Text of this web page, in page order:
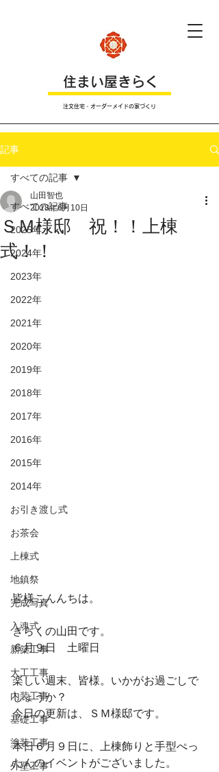
​住まい屋きらく
注文住宅・オーダーメイドの家づくり
記事
すべての記事
2025年
2024年
2023年
2022年
2021年
2020年
2019年
2018年
2017年
2016年
2015年
2014年
お引き渡し式
お茶会
上棟式
地鎮祭
完成写真
入魂式
新築工事
大工工事
内装工事
基礎工事
塗装工事
外壁工事
すべての記事
ＳＭ様邸 祝！！上棟
式！！
山田智也
2018年6月10日
皆様こんんちは。
きらくの山田です。
６月９日　土曜日
楽しい週末、皆様。いかがお過ごしで
しょうか？
今日の更新は、ＳＭ様邸です。
本日６月９日に、上棟飾りと手型ぺっ
たんのイベントがございました。